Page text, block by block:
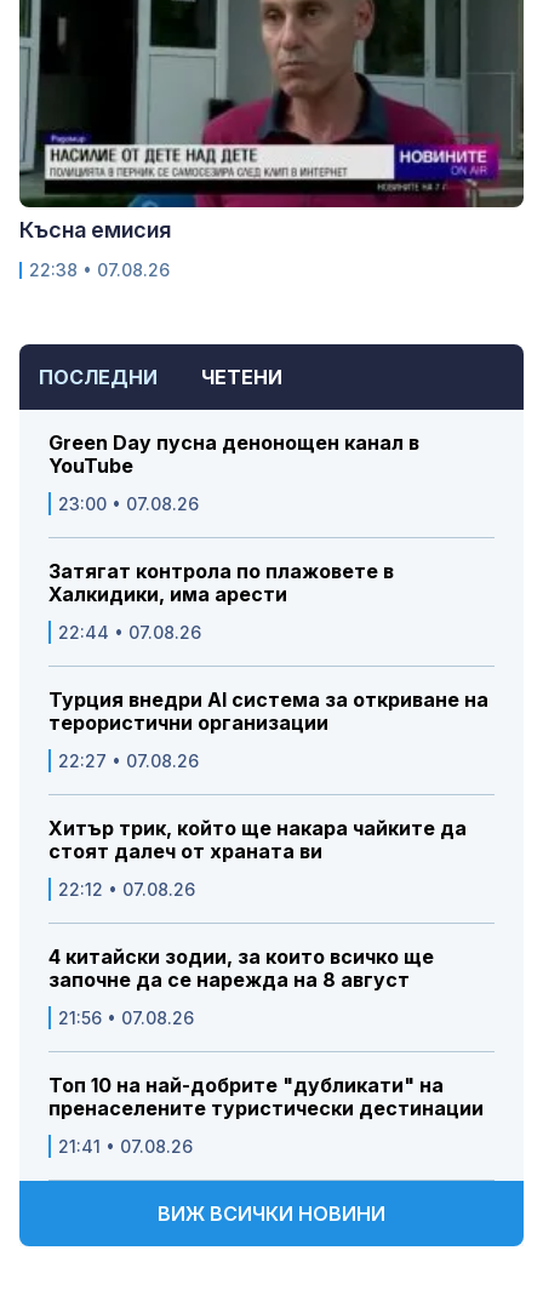
ПОСЛЕДНИ ЧЕТЕНИ
Green Day пусна денонощен канал в
YouTube
23:00 • 07.08.26
Затягат контрола по плажовете в
Халкидики, има арести
22:44 • 07.08.26
Турция внедри AI система за откриване на
терористични организации
22:27 • 07.08.26
Хитър трик, който ще накара чайките да
стоят далеч от храната ви
22:12 • 07.08.26
4 китайски зодии, за които всичко ще
започне да се нарежда на 8 август
21:56 • 07.08.26
Топ 10 на най-добрите "дубликати" на
пренаселените туристически дестинации
21:41 • 07.08.26
ВИЖ ВСИЧКИ НОВИНИ
Късна емисия
22:38 • 07.08.26